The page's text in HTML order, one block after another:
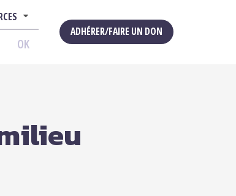
OK
ADHÉRER/FAIRE UN DON